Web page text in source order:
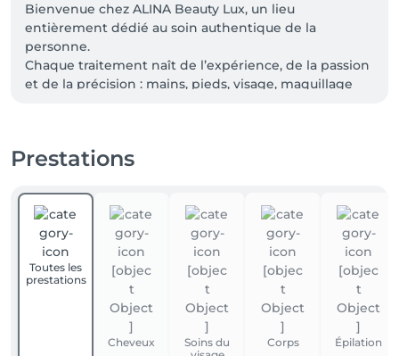
Bienvenue chez ALINA Beauty Lux, un lieu
entièrement dédié au soin authentique de la
personne.
Chaque traitement naît de l’expérience, de la passion
et de la précision : mains, pieds, visage, maquillage
équilibre, une attention, un respect pour chaque
Prestations
Toutes les
prestations
Cheveux
Soins du
Corps Épilation